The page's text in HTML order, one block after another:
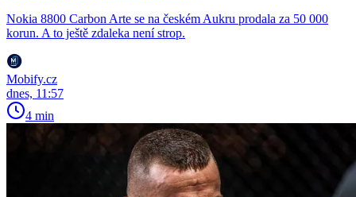
Nokia 8800 Carbon Arte se na českém Aukru prodala za 50 000
korun. A to ještě zdaleka není strop.
Mobify.cz
dnes, 11:57
4 min